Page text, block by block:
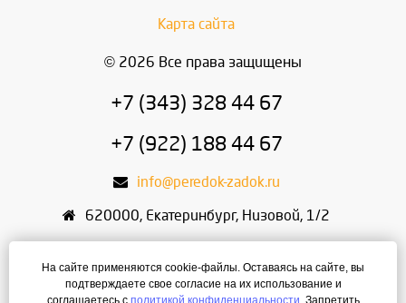
Карта сайта
© 2026 Все права защищены
+7 (343) 328 44 67
+7 (922) 188 44 67
info@peredok-zadok.ru
620000, Екатеринбург, Низовой, 1/2
ИНН: 666400495321
На сайте применяются cookie-файлы. Оставаясь на сайте, вы
подтверждаете свое согласие на их использование и
соглашаетесь с политикой конфиденциальности . Запретить